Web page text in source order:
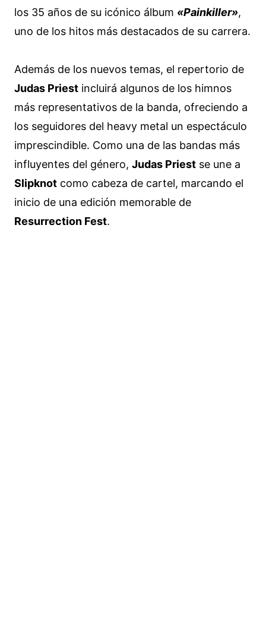
los 35 años de su icónico álbum «Painkiller»,
uno de los hitos más destacados de su carrera.
Además de los nuevos temas, el repertorio de
Judas Priest incluirá algunos de los himnos
más representativos de la banda, ofreciendo a
los seguidores del heavy metal un espectáculo
imprescindible. Como una de las bandas más
influyentes del género, Judas Priest se une a
Slipknot como cabeza de cartel, marcando el
inicio de una edición memorable de
Resurrection Fest.